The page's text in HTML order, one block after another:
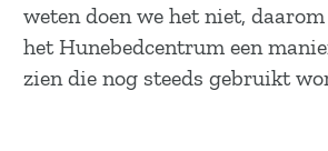
weten doen we het niet,
het Hunebedcentrum een
zien die nog steeds gebruikt